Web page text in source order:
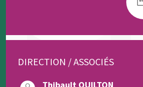
DIRECTION / ASSOCIÉS